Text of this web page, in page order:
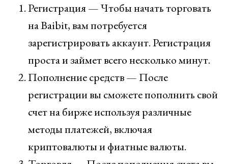
Регистрация — Чтобы начать торговать
на Baibit, вам потребуется
зарегистрировать аккаунт. Регистрация
проста и займет всего несколько минут.
Пополнение средств — После
регистрации вы сможете пополнить свой
счет на бирже используя различные
методы платежей, включая
криптовалюты и фиатные валюты.